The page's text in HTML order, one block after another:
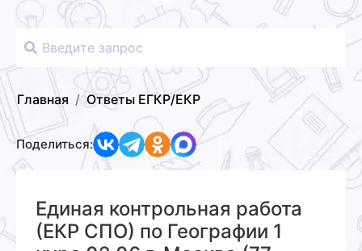
Главная Ответы ЕГКР/ЕКР
Поделиться:
Единая контрольная работа
(ЕКР СПО) по Географии 1